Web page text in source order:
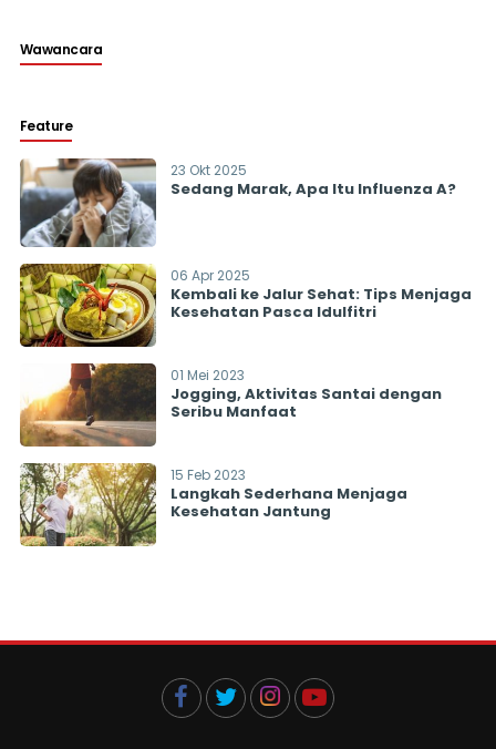
Wawancara
Feature
23 Okt 2025
Sedang Marak, Apa Itu Influenza A?
06 Apr 2025
Kembali ke Jalur Sehat: Tips Menjaga
Kesehatan Pasca Idulfitri
01 Mei 2023
Jogging, Aktivitas Santai dengan
Seribu Manfaat
15 Feb 2023
Langkah Sederhana Menjaga
Kesehatan Jantung